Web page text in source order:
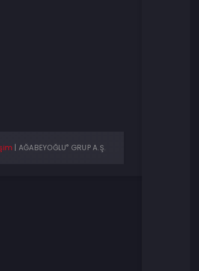
| AĞABEYOĞLU® GRUP A.Ş.